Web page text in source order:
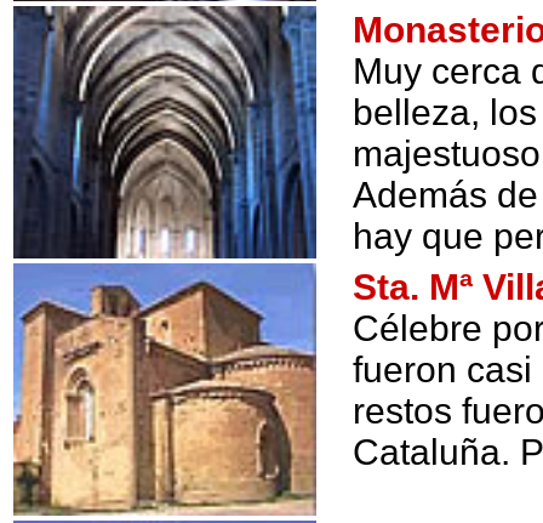
Muy cerca
belleza,
Además
hay que
Sta. Mª
Célebre
fueron
restos
Cataluña.